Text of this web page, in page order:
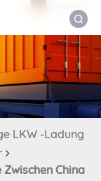
LKW -Ladung
China